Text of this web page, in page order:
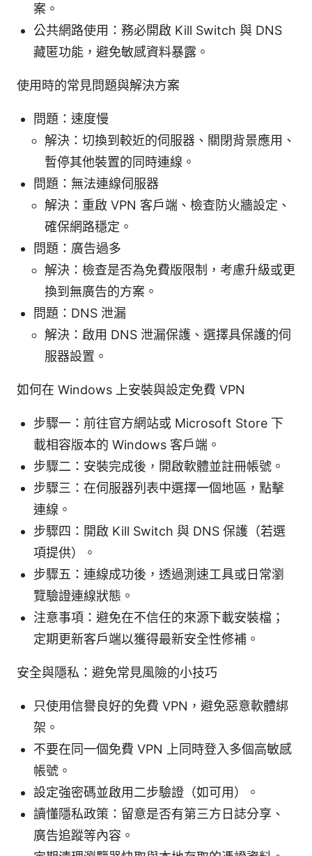
案。
公共網路使用：務必開啟 Kill Switch 與 DNS
藏匿功能，避免敏感資料暴露。
使用時的常見問題與解決方案
問題：速度慢
解決：切換到較近的伺服器、關閉背景應用、
暫停其他裝置的同時連線。
問題：無法連線伺服器
解決：重啟 VPN 客戶端、檢查防火牆設定、
確保網路穩定。
問題：廣告過多
解決：檢查是否為免費版限制，考慮升級或更
換到無廣告的方案。
問題：DNS 泄漏
解決：啟用 DNS 泄漏保護、選擇具保護的伺
服器設置。
如何在 Windows 上安裝與設定免費 VPN
步驟一：前往官方網站或 Microsoft Store 下
載相容版本的 Windows 客戶端。
步驟二：安裝完成後，開啟軟體並註冊帳號。
步驟三：在伺服器列表中選擇一個地區，點擊
連線。
步驟四：開啟 Kill Switch 與 DNS 保護（若選
項提供）。
步驟五：連線成功後，透過測速工具或日常瀏
覽驗證連線狀態。
注意事項：避免在不信任的來源下載安裝檔；
定期更新客戶端以獲得最新安全性修補。
安全與隱私：避免常見風險的小技巧
只使用信譽良好的免費 VPN，避免惡意軟體綁
架。
不要在同一個免費 VPN 上同時登入多個高敏感
帳號。
設定強密碼並啟用二步驗證（如可用）。
讀懂隱私政策：留意是否有第三方日誌分享、
廣告追蹤等內容。